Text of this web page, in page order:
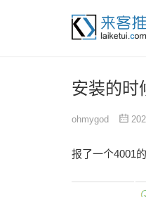
安装的时
ohmygod
报了一个4001